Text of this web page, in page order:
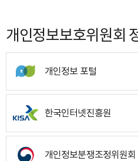
개인정보보호위원회
개인정보 포털
한국인터넷진흥원
개인정보분쟁조정위원회